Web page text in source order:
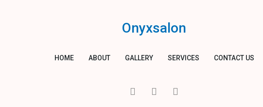
Onyxsalon
HOME ABOUT GALLERY SERVICES CONTACT US
I
c
T
w
Y
o